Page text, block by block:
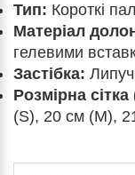
Тип: Короткі
Матеріал
гелевими
Застібка:
Розмірна
(S), 20 см (M),